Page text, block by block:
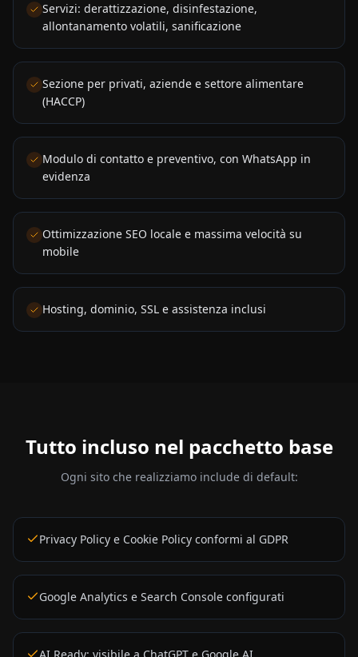
Servizi: derattizzazione, disinfestazione,
allontanamento volatili, sanificazione
Sezione per privati, aziende e settore alimentare
(HACCP)
Modulo di contatto e preventivo, con WhatsApp in
evidenza
Ottimizzazione SEO locale e massima velocità su
mobile
Hosting, dominio, SSL e assistenza inclusi
Tutto incluso nel pacchetto base
Ogni sito che realizziamo include di default:
Privacy Policy e Cookie Policy conformi al GDPR
Google Analytics e Search Console configurati